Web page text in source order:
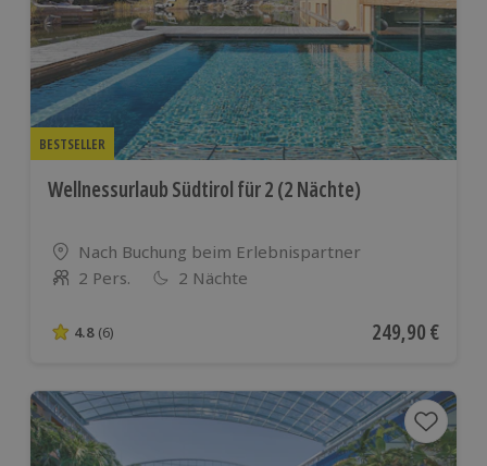
BESTSELLER
Wellnessurlaub Südtirol für 2 (2 Nächte)
Standort
Nach Buchung beim Erlebnispartner
Anzahl der Teilnehmer
2 Pers. 2 Nächte
4.8 von 5 Sternen basierend auf 6 Bewertungen
4.8 (6) Aktueller Preis
249,90 €